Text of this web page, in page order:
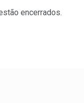
encerrados.